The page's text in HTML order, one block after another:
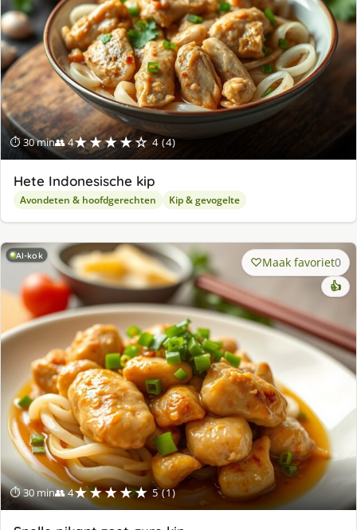
⏱ 30 min👥 4★★★★☆ 4 (4)
Hete Indonesische kip
Avondeten & hoofdgerechten Kip & gevogelte
AI-kok
⏱ 30 min👥 4★★★★★ 5 (1)
Maak favoriet0
👍